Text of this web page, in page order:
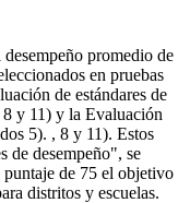
promedio de
en pruebas
de estándares de
y 11) y la Evaluación
5). , 8 y 11). Estos
de desempeño", se
puntaje de 75 el objetivo
distritos y escuelas.